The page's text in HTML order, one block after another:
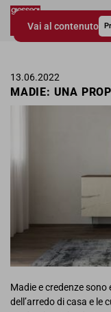
Vai al contenuto
Giessegi.it
13.06.2022
MADIE: UNA
Madie e credenze
dell’arredo di casa e le